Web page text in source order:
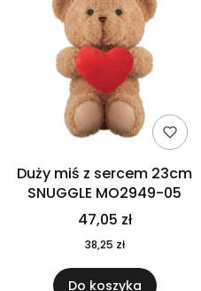
Duży miś z sercem 23cm
SNUGGLE MO2949-05
47,05 zł
38,25 zł
Do koszyka